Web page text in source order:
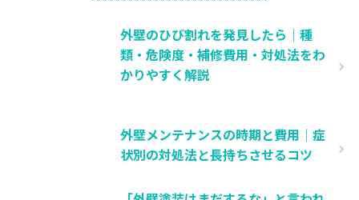
外壁のひび割れを発見したら｜種
類・危険度・補修費用・対処法をわ
かりやすく解説
外壁メンテナンスの時期と費用｜症
状別の対処法と長持ちさせるコツ